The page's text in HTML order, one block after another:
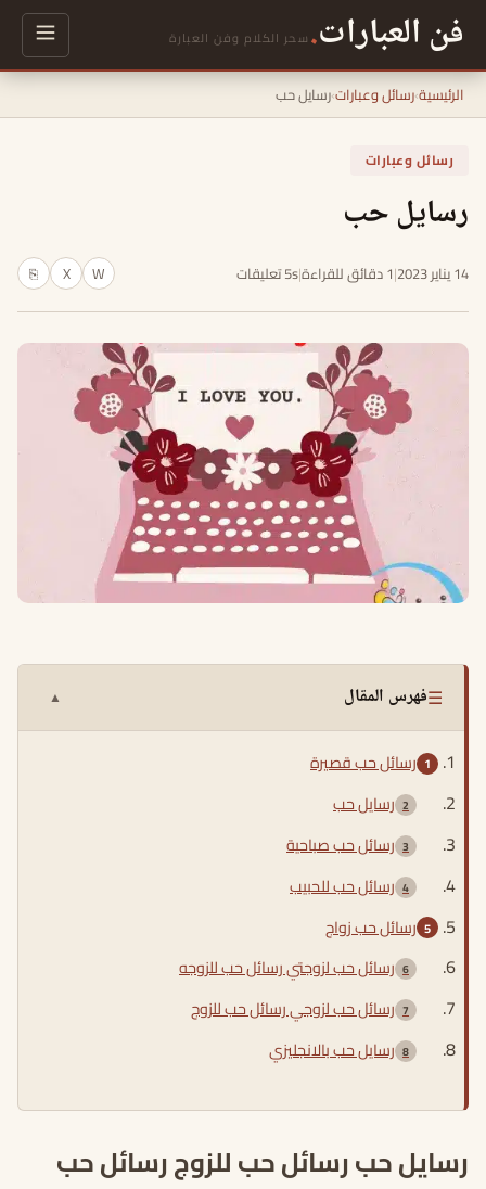
فن العبارات. سحر الكلام وفن العبارة
الرئيسية›رسائل وعبارات›رسايل حب
رسائل وعبارات
رسايل حب
14 يناير 2023 |1 دقائق للقراءة |5s تعليقات W
X
⎘
☰فهرس المقال ▲
رسائل حب قصيرة
رسايل حب
رسائل حب صباحية
رسائل حب للحبيب
رسائل حب زواج
رسائل حب لزوجتي رسائل حب للزوجه
رسائل حب لزوجي رسائل حب للزوج
رسايل حب بالانجليزي
رسايل حب رسائل حب للزوج رسائل حب